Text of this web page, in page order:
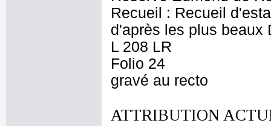
Recueil : Recueil
d'après les plus beaux
L 208 LR
Folio 24
gravé au recto
ATTRIBUTION